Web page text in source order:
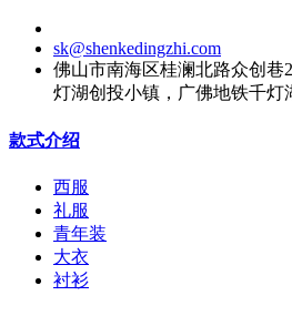
sk@shenkedingzhi.com
佛山市南海区桂澜北路众创巷
灯湖创投小镇，广佛地铁千灯
款式介绍
西服
礼服
青年装
大衣
衬衫